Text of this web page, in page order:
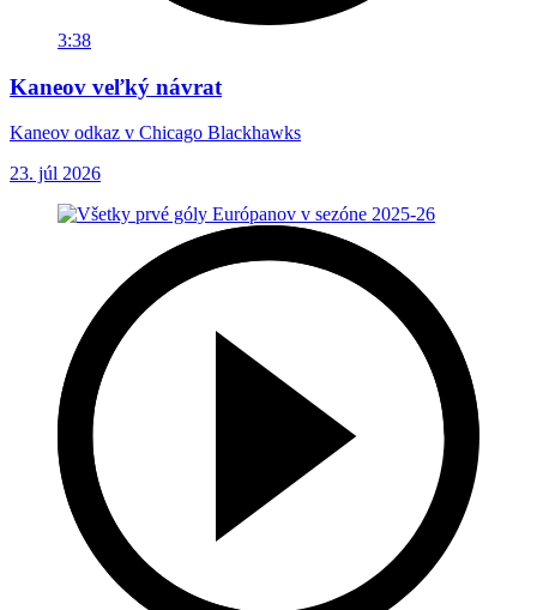
3:38
Kaneov veľký návrat
Kaneov odkaz v Chicago Blackhawks
23. júl 2026